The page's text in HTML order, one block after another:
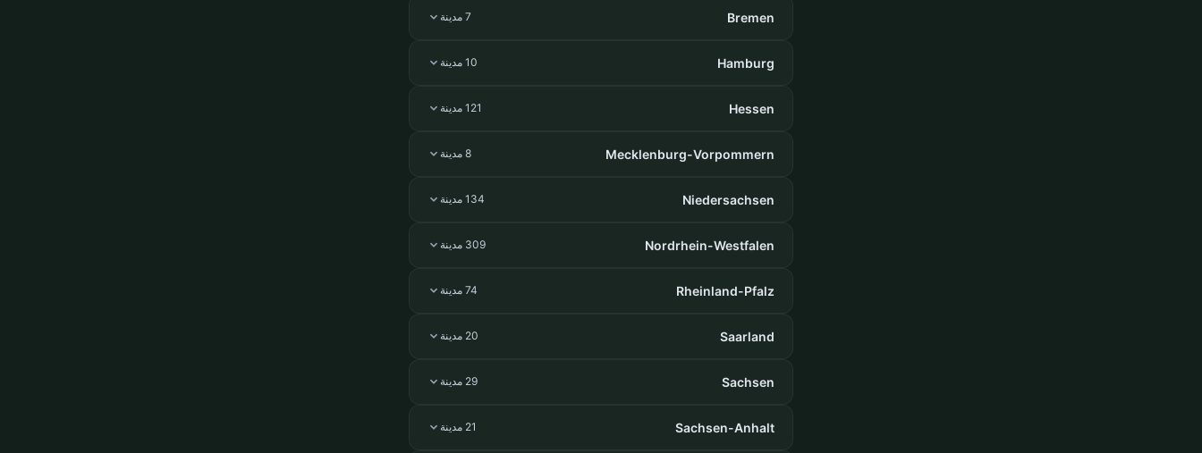
Bremen 7 مدينة
Hamburg 10 مدينة
Hessen 121 مدينة
Mecklenburg-Vorpommern 8 مدينة
Niedersachsen 134 مدينة
Nordrhein-Westfalen 309 مدينة
Rheinland-Pfalz 74 مدينة
Saarland 20 مدينة
Sachsen 29 مدينة
Sachsen-Anhalt 21 مدينة